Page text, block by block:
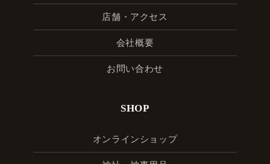
店舗・アクセス
会社概要
お問い合わせ
SHOP
オンラインショップ